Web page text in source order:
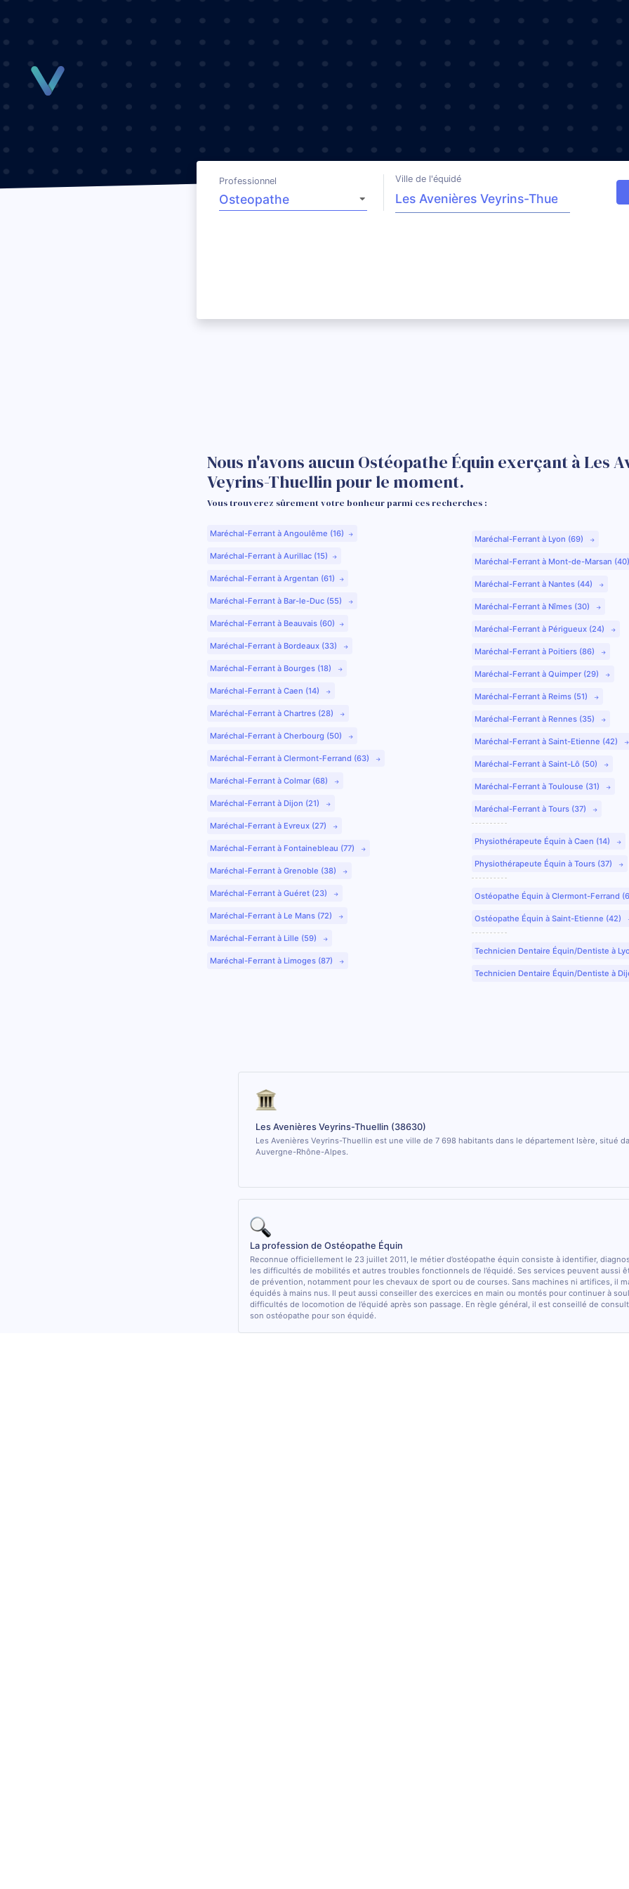
Professionnel Ville de l'équidé
Nous n'avons aucun Ostéopathe Équin exerçant à Les
Veyrins-Thuellin pour le moment.
Vous trouverez sûrement votre bonheur parmi ces recherches :
Maréchal-Ferrant à Angoulême (16)
Maréchal-Ferrant à Aurillac (15)
Maréchal-Ferrant à Argentan (61)
Maréchal-Ferrant à Bar-le-Duc (55)
Maréchal-Ferrant à Beauvais (60)
Maréchal-Ferrant à Bordeaux (33)
Maréchal-Ferrant à Bourges (18)
Maréchal-Ferrant à Caen (14)
Maréchal-Ferrant à Chartres (28)
Maréchal-Ferrant à Cherbourg (50)
Maréchal-Ferrant à Clermont-Ferrand (63)
Maréchal-Ferrant à Colmar (68)
Maréchal-Ferrant à Dijon (21)
Maréchal-Ferrant à Evreux (27)
Maréchal-Ferrant à Fontainebleau (77)
Maréchal-Ferrant à Grenoble (38)
Maréchal-Ferrant à Guéret (23)
Maréchal-Ferrant à Le Mans (72)
Maréchal-Ferrant à Lille (59)
Maréchal-Ferrant à Limoges (87)
Maréchal-Ferrant à Lyon (69)
Maréchal-Ferrant à Mont-de-Marsan
Maréchal-Ferrant à Nantes (44)
Maréchal-Ferrant à Nîmes (30)
Maréchal-Ferrant à Périgueux (24)
Maréchal-Ferrant à Poitiers (86)
Maréchal-Ferrant à Quimper (29)
Maréchal-Ferrant à Reims (51)
Maréchal-Ferrant à Rennes (35)
Maréchal-Ferrant à Saint-Etienne (42)
Maréchal-Ferrant à Saint-Lô (50)
Maréchal-Ferrant à Toulouse (31)
Maréchal-Ferrant à Tours (37)
Physiothérapeute Équin à Caen (14)
Physiothérapeute Équin à Tours (37)
Ostéopathe Équin à Clermont-Ferrand
Ostéopathe Équin à Saint-Etienne (42)
Technicien Dentaire Équin/Dentiste à
Technicien Dentaire Équin/Dentiste à
Les Avenières Veyrins-Thuellin (38630)
Les Avenières Veyrins-Thuellin est une ville de 7 698 habitants dans le département Isère, situé
Auvergne-Rhône-Alpes.
La profession de Ostéopathe Équin
Reconnue officiellement le 23 juillet 2011, le métier d’ostéopathe équin consiste à identifier,
les difficultés de mobilités et autres troubles fonctionnels de l’équidé. Ses services peuvent aussi
de prévention, notamment pour les chevaux de sport ou de courses. Sans machines ni artifices, il
équidés à mains nus. Il peut aussi conseiller des exercices en main ou montés pour continuer à
difficultés de locomotion de l’équidé après son passage. En règle général, il est conseillé de
son ostéopathe pour son équidé.